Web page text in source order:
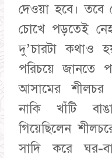
দেওয়া হবে।
চোখে পড়তেই
দু’চারটা কথাও
পরিচয়ে জানতে
আসামের শীলচর
নাকি খাঁটি
গিয়েছিলেন
সাদি করে ঘর-